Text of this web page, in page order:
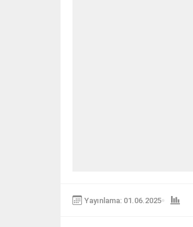
Yayınlama: 01.06.2025